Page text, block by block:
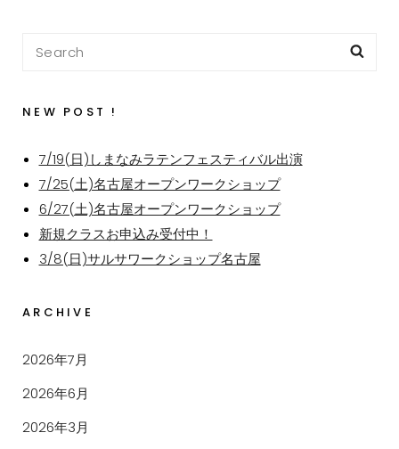
NEW POST !
7/19(日)しまなみラテンフェスティバル出演
7/25(土)名古屋オープンワークショップ
6/27(土)名古屋オープンワークショップ
新規クラスお申込み受付中！
3/8(日)サルサワークショップ名古屋
ARCHIVE
2026年7月
2026年6月
2026年3月